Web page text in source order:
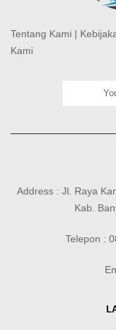
Tentang Kami |
Kami
Address : Jl. Raya
Kab.
Telepon :